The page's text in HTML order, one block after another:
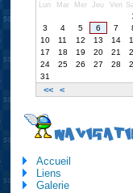
Lun Mar Mer Jeu Ven
<< <
3
4 5 6 7
10
11 12 13 14
17
18 19 20 21
24
25 26 27 28
31
Accueil
Liens
Galerie